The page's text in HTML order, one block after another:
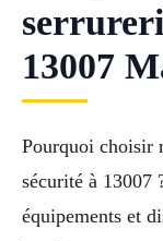
13007
Pourquoi choisir
sécurité à 13007
équipements et